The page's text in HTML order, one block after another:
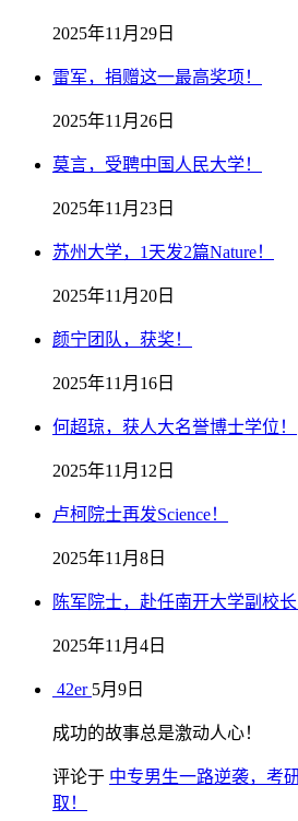
2025年11月29日
雷军，捐赠这一最高奖项！
2025年11月26日
莫言，受聘中国人民大学！
2025年11月23日
苏州大学，1天发2篇Nature！
2025年11月20日
颜宁团队，获奖！
2025年11月16日
何超琼，获人大名誉博士学位！
2025年11月12日
卢柯院士再发Science！
2025年11月8日
陈军院士，赴任南开大学副校长
2025年11月4日
42er 5月9日
成功的故事总是激动人心！
评论于 中专男生一路逆袭，考
取！